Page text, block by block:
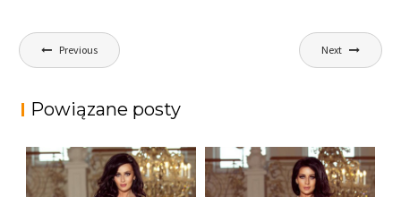
Nawigacja
wpisu
Previous Next
Powiązane posty